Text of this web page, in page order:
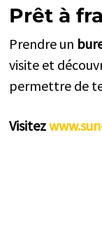
Prêt à
Prendre un
visite et
permettre de
Visitez
de travail